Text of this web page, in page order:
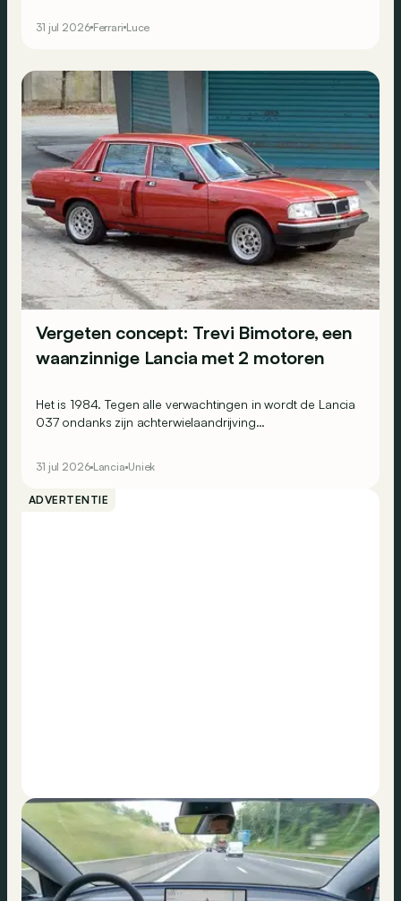
31 jul 2026 Ferrari Luce
Vergeten concept: Trevi Bimotore, een
waanzinnige Lancia met 2 motoren
Het is 1984. Tegen alle verwachtingen in wordt de Lancia
037 ondanks zijn achterwielaandrijving
vierwielaandrijving over te stappen. Omdat de
constructeur alles graag wat ‘anders’ doet, ontwikkelt het
31 jul 2026 Lancia Uniek
ADVERTENTIE